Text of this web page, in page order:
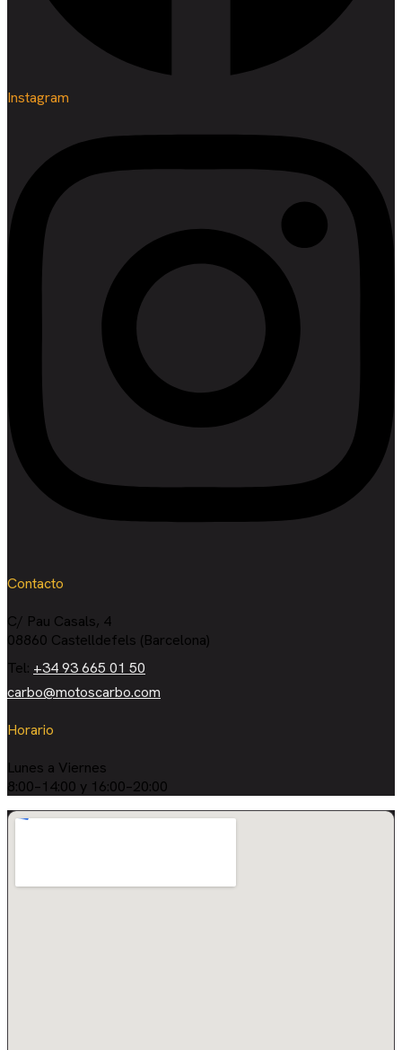
Instagram
Contacto
C/ Pau Casals, 4
08860 Castelldefels (Barcelona)
Tel: +34 93 665 01 50
carbo@motoscarbo.com
Horario
Lunes a Viernes
8:00–14:00 y 16:00–20:00